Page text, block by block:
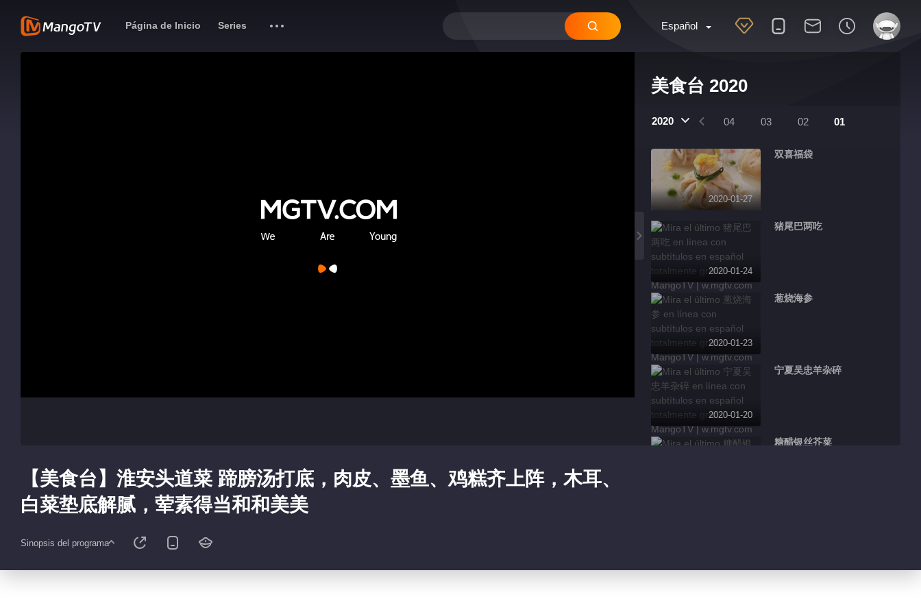
Español
Página de Inicio Series
美食台 2020
2020
06 05 04 03 02 01
2020-01-27
双喜福袋
2020-01-24
猪尾巴两吃
2020-01-23
葱烧海参
2020-01-20
宁夏吴忠羊杂碎
糖醋银丝芥菜
【美食台】淮安头道菜 蹄膀汤打底，肉皮、墨鱼、鸡糕齐上阵，木耳、
白菜垫底解腻，荤素得当和和美美
Sinopsis del programa